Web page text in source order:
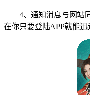
4、通知消息与网站同
在你只要登陆APP就能迅